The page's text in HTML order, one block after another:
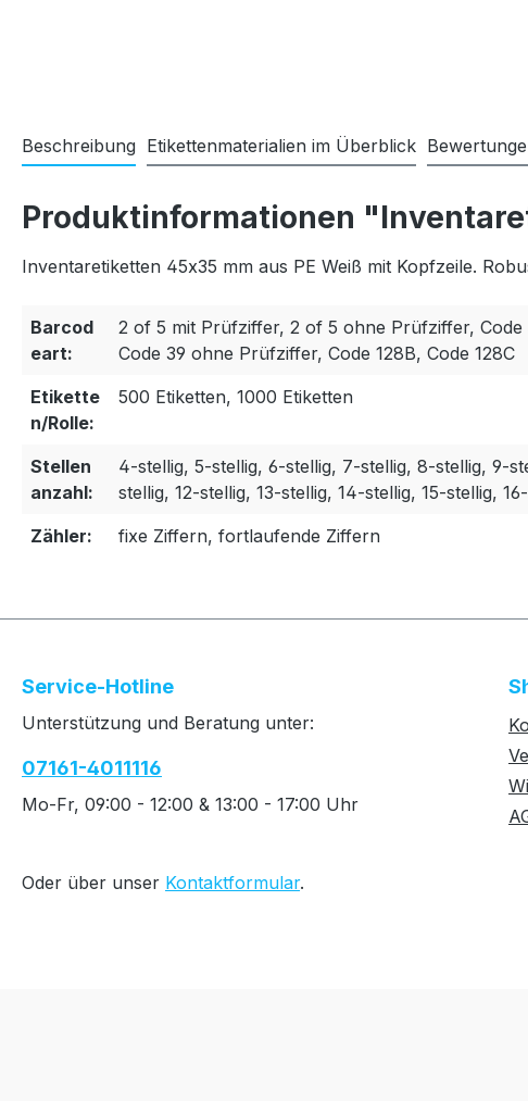
Beschreibung Etikettenmaterialien im Überblick
Produktinformationen
Inventaretiketten 45x35 mm aus PE Weiß mit Kopfzeile.
Barcod
eart:
2 of 5 mit Prüfziffer, 2 of 5 ohne Prüfziffer,
Code 39 ohne Prüfziffer, Code 128B, Code 128C
Etikette
n/Rolle:
500 Etiketten, 1000 Etiketten
Stellen
anzahl:
4-stellig, 5-stellig, 6-stellig, 7-stellig, 8-stellig, 9-
stellig, 12-stellig, 13-stellig, 14-stellig, 15-stellig,
Zähler:
fixe Ziffern, fortlaufende Ziffern
Service-Hotline
Unterstützung und Beratung unter:
07161-4011116
Mo-Fr, 09:00 - 12:00 & 13:00 - 17:00 Uhr
Oder über unser Kontaktformular.